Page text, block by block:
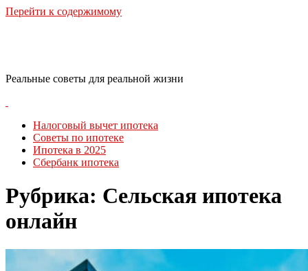
Перейти к содержимому
Реальные советы для реальной жизни
Налоговый вычет ипотека
Советы по ипотеке
Ипотека в 2025
Сбербанк ипотека
Рубрика: Сельская ипотека
онлайн